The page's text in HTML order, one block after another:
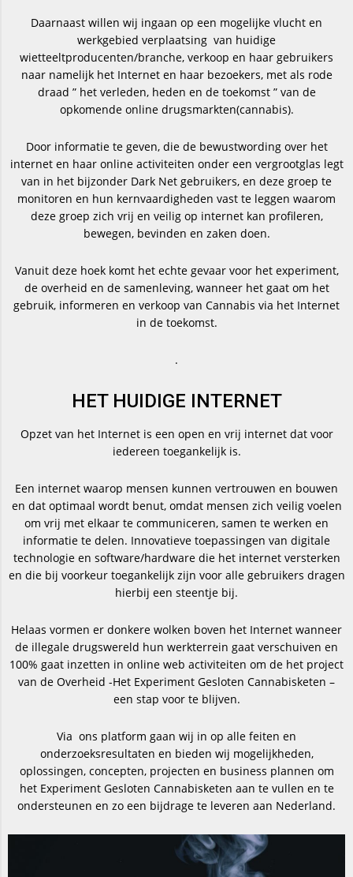
Daarnaast willen wij ingaan op een mogelijke vlucht en
werkgebied verplaatsing van huidige
wietteeltproducenten/branche, verkoop en haar gebruikers
naar namelijk het Internet en haar bezoekers, met als rode
draad ” het verleden, heden en de toekomst ” van de
opkomende online drugsmarkten(cannabis).
Door informatie te geven, die de bewustwording over het
internet en haar online activiteiten onder een vergrootglas legt
van in het bijzonder Dark Net gebruikers, en deze groep te
monitoren en hun kernvaardigheden vast te leggen waarom
deze groep zich vrij en veilig op internet kan profileren,
bewegen, bevinden en zaken doen.
Vanuit deze hoek komt het echte gevaar voor het experiment,
de overheid en de samenleving, wanneer het gaat om het
gebruik, informeren en verkoop van Cannabis via het Internet
in de toekomst.
.
HET HUIDIGE INTERNET
Opzet van het Internet is een open en vrij internet dat voor
iedereen toegankelijk is.
Een internet waarop mensen kunnen vertrouwen en bouwen
en dat optimaal wordt benut, omdat mensen zich veilig voelen
om vrij met elkaar te communiceren, samen te werken en
informatie te delen. Innovatieve toepassingen van digitale
technologie en software/hardware die het internet versterken
en die bij voorkeur toegankelijk zijn voor alle gebruikers dragen
hierbij een steentje bij.
Helaas vormen er donkere wolken boven het Internet wanneer
de illegale drugswereld hun werkterrein gaat verschuiven en
100% gaat inzetten in online web activiteiten om de het project
van de Overheid -Het Experiment Gesloten Cannabisketen –
een stap voor te blijven.
Via ons platform gaan wij in op alle feiten en
onderzoeksresultaten en bieden wij mogelijkheden,
oplossingen, concepten, projecten en business plannen om
het Experiment Gesloten Cannabisketen aan te vullen en te
ondersteunen en zo een bijdrage te leveren aan Nederland.